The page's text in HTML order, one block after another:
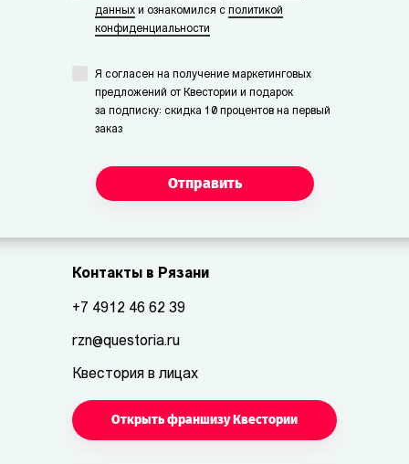
данных и ознакомился с политикой
конфиденциальности
Я согласен на получение маркетинговых
предложений от Квестории и подарок
за подписку: скидка 10 процентов на первый
заказ
Отправить
Контакты в Рязани
+7 4912 46 62 39
rzn@questoria.ru
Квестория в лицах
Открыть франшизу Квестории